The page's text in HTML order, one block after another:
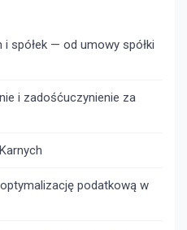
spółek — od umowy spółki
i zadośćuczynienie za
podatkową w